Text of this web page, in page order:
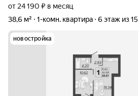
от 24 190 ₽ в месяц
38,6 м²
1-комн. квартира 6 этаж из 15
новостройка